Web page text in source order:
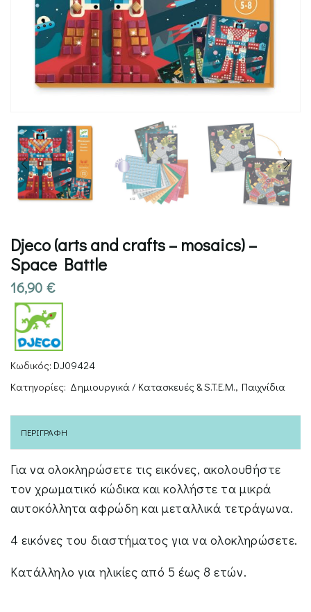
Djeco (arts and crafts – mosaics) –
Space Battle
16,90 €
Κωδικός: DJ09424
Κατηγορίες: Δημιουργικά / Κατασκευές & S.T.E.M., Παιχνίδια
ΠΕΡΙΓΡΑΦΉ
Για να ολοκληρώσετε τις εικόνες, ακολουθήστε
τον χρωματικό κώδικα και κολλήστε τα μικρά
αυτοκόλλητα αφρώδη και μεταλλικά τετράγωνα.
4 εικόνες του διαστήματος για να ολοκληρώσετε.
Κατάλληλο για ηλικίες από 5 έως 8 ετών.